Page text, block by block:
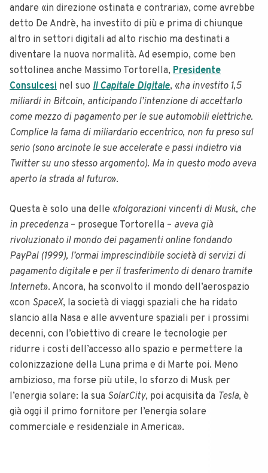
andare «in direzione ostinata e contraria», come avrebbe
detto De Andrè, ha investito di più e prima di chiunque
altro in settori digitali ad alto rischio ma destinati a
diventare la nuova normalità. Ad esempio, come ben
sottolinea anche Massimo Tortorella, Presidente
Consulcesi nel suo Il Capitale Digitale, «ha investito 1,5
miliardi in Bitcoin, anticipando l’intenzione di accettarlo
come mezzo di pagamento per le sue automobili elettriche.
Complice la fama di miliardario eccentrico, non fu preso sul
serio (sono arcinote le sue accelerate e passi indietro via
Twitter su uno stesso argomento). Ma in questo modo aveva
aperto la strada al futuro».
Questa è solo una delle «folgorazioni vincenti di Musk, che
in precedenza – prosegue Tortorella – aveva già
rivoluzionato il mondo dei pagamenti online fondando
PayPal (1999), l’ormai imprescindibile società di servizi di
pagamento digitale e per il trasferimento di denaro tramite
Internet». Ancora, ha sconvolto il mondo dell’aerospazio
«con SpaceX, la società di viaggi spaziali che ha ridato
slancio alla Nasa e alle avventure spaziali per i prossimi
decenni, con l’obiettivo di creare le tecnologie per
ridurre i costi dell’accesso allo spazio e permettere la
colonizzazione della Luna prima e di Marte poi. Meno
ambizioso, ma forse più utile, lo sforzo di Musk per
l’energia solare: la sua SolarCity, poi acquisita da Tesla, è
già oggi il primo fornitore per l’energia solare
commerciale e residenziale in America».